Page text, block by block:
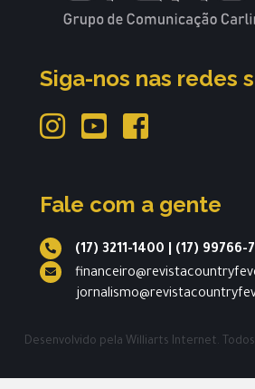
Siga-nos nas redes
Fale com a gente
(17) 3211-1400
(17) 99766-
Desenvolvido pela Williarts Internet.